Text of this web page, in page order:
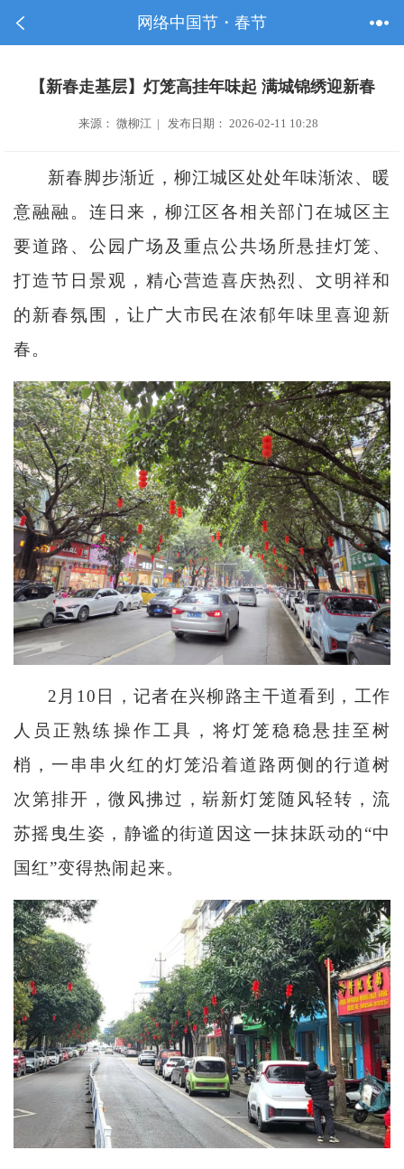
网络中国节・春节
【新春走基层】灯笼高挂年味起 满城锦绣迎新春
来源： 微柳江 | 发布日期： 2026-02-11 10:28
新春脚步渐近，柳江城区处处年味渐浓、暖
意融融。连日来，柳江区各相关部门在城区主
要道路、公园广场及重点公共场所悬挂灯笼、
打造节日景观，精心营造喜庆热烈、文明祥和
的新春氛围，让广大市民在浓郁年味里喜迎新
春。
2月10日，记者在兴柳路主干道看到，工作
人员正熟练操作工具，将灯笼稳稳悬挂至树
梢，一串串火红的灯笼沿着道路两侧的行道树
次第排开，微风拂过，崭新灯笼随风轻转，流
苏摇曳生姿，静谧的街道因这一抹抹跃动的“中
国红”变得热闹起来。